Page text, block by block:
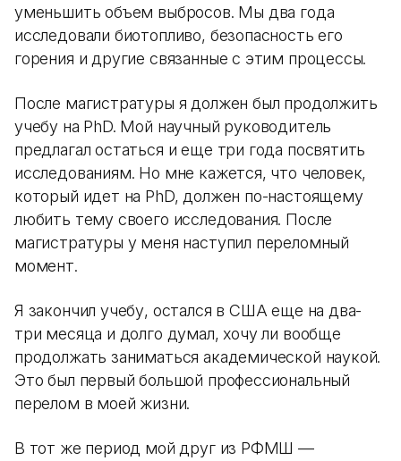
уменьшить объем выбросов. Мы два года
исследовали биотопливо, безопасность его
горения и другие связанные с этим процессы.
После магистратуры я должен был продолжить
учебу на PhD. Мой научный руководитель
предлагал остаться и еще три года посвятить
исследованиям. Но мне кажется, что человек,
который идет на PhD, должен по-настоящему
любить тему своего исследования. После
магистратуры у меня наступил переломный
момент.
Я закончил учебу, остался в США еще на два-
три месяца и долго думал, хочу ли вообще
продолжать заниматься академической наукой.
Это был первый большой профессиональный
перелом в моей жизни.
В тот же период мой друг из РФМШ —